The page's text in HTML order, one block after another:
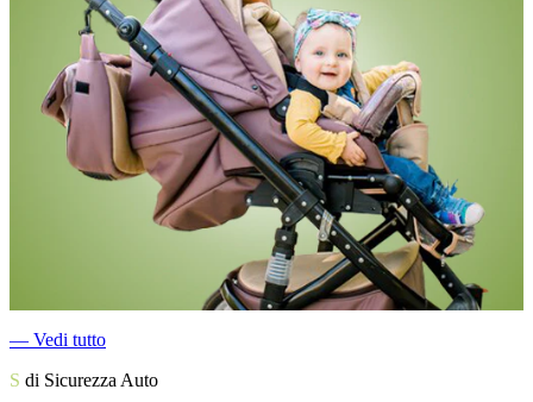
― Vedi tutto
S di Sicurezza Auto